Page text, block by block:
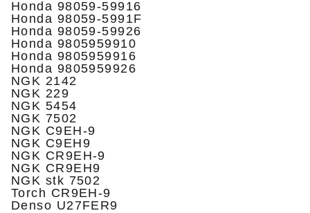
Honda 98059-59916
Honda 98059-5991F
Honda 98059-59926
Honda 9805959910
Honda 9805959916
Honda 9805959926
NGK 2142
NGK 229
NGK 5454
NGK 7502
NGK C9EH-9
NGK C9EH9
NGK CR9EH-9
NGK CR9EH9
NGK stk 7502
Torch CR9EH-9
Denso U27FER9